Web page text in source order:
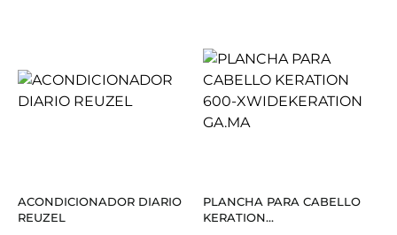
ACONDICIONADOR DIARIO
REUZEL
PLANCHA PARA CABELLO
KERATION...